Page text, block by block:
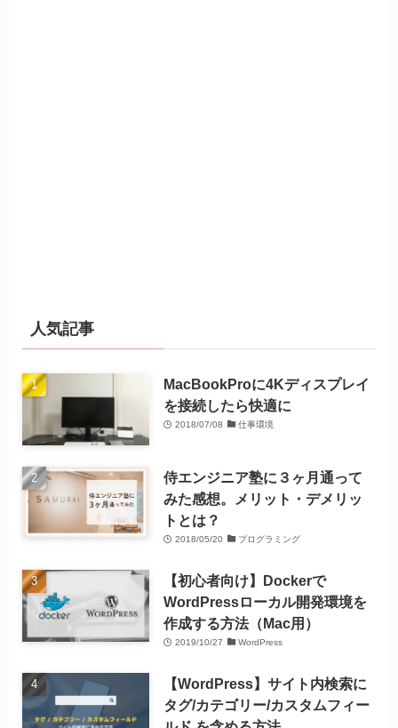
人気記事
MacBookProに4Kディスプレイ
を接続したら快適に
2018/07/08 仕事環境
侍エンジニア塾に３ヶ月通って
みた感想。メリット・デメリッ
トとは？
2018/05/20 プログラミング
【初心者向け】Dockerで
WordPressローカル開発環境を
作成する方法（Mac用）
2019/10/27 WordPress
【WordPress】サイト内検索に
タグ/カテゴリー/カスタムフィー